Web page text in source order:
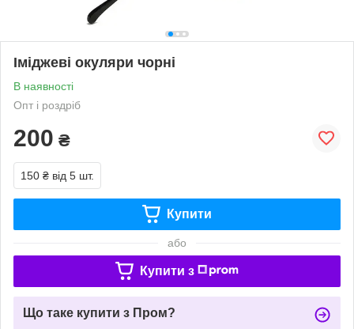
Іміджеві окуляри чорні
В наявності
Опт і роздріб
200 ₴
150 ₴ від 5 шт.
Купити
або
Купити з
Що таке купити з Пром?